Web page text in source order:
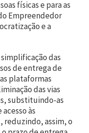
físicas e para as
Empreendedor
e a
das
de entrega de
plataformas
das vias
substituindo-as
às
reduzindo, assim, o